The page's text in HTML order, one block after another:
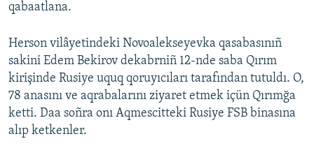
qabaatlana.
Herson vilâyetindeki Novoalekseyevka qasabasınıñ
sakini Edem Bekirov dekabrniñ 12-nde saba Qırım
kirişinde Rusiye uquq qoruyıcıları tarafından tutuldı. O,
78 anasını ve aqrabalarını ziyaret etmek içün Qırımğa
ketti. Daa soñra onı Aqmescitteki Rusiye FSB binasına
alıp ketkenler.